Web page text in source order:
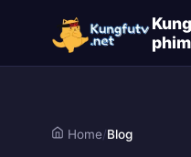
Home/Blog